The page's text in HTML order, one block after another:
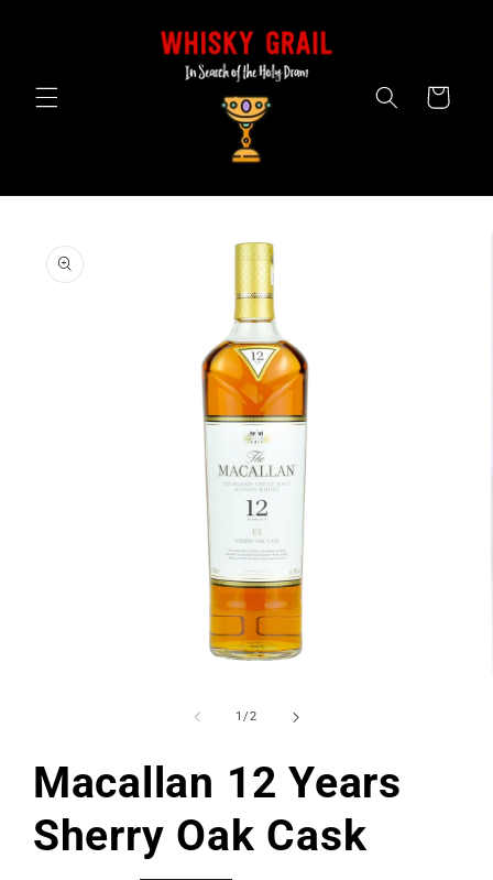
Cart
product
information
1/of
2
Macallan 12 Years
Sherry Oak Cask